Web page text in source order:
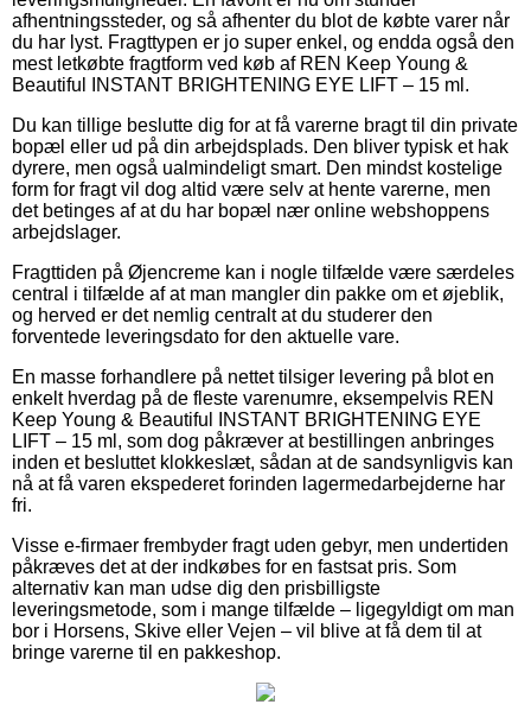
afhentningssteder, og så afhenter du blot de købte varer når
du har lyst. Fragttypen er jo super enkel, og endda også den
mest letkøbte fragtform ved køb af REN Keep Young &
Beautiful INSTANT BRIGHTENING EYE LIFT – 15 ml.
Du kan tillige beslutte dig for at få varerne bragt til din private
bopæl eller ud på din arbejdsplads. Den bliver typisk et hak
dyrere, men også ualmindeligt smart. Den mindst kostelige
form for fragt vil dog altid være selv at hente varerne, men
det betinges af at du har bopæl nær online webshoppens
arbejdslager.
Fragttiden på Øjencreme kan i nogle tilfælde være særdeles
central i tilfælde af at man mangler din pakke om et øjeblik,
og herved er det nemlig centralt at du studerer den
forventede leveringsdato for den aktuelle vare.
En masse forhandlere på nettet tilsiger levering på blot en
enkelt hverdag på de fleste varenumre, eksempelvis REN
Keep Young & Beautiful INSTANT BRIGHTENING EYE
LIFT – 15 ml, som dog påkræver at bestillingen anbringes
inden et besluttet klokkeslæt, sådan at de sandsynligvis kan
nå at få varen ekspederet forinden lagermedarbejderne har
fri.
Visse e-firmaer frembyder fragt uden gebyr, men undertiden
påkræves det at der indkøbes for en fastsat pris. Som
alternativ kan man udse dig den prisbilligste
leveringsmetode, som i mange tilfælde – ligegyldigt om man
bor i Horsens, Skive eller Vejen – vil blive at få dem til at
bringe varerne til en pakkeshop.